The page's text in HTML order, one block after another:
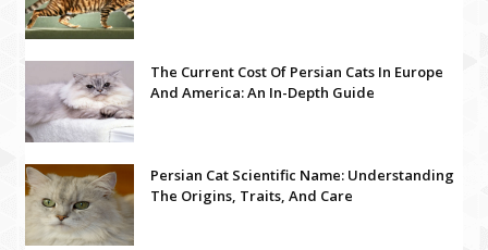
The Current Cost Of Persian Cats In Europe
And America: An In-Depth Guide
Persian Cat Scientific Name: Understanding
The Origins, Traits, And Care